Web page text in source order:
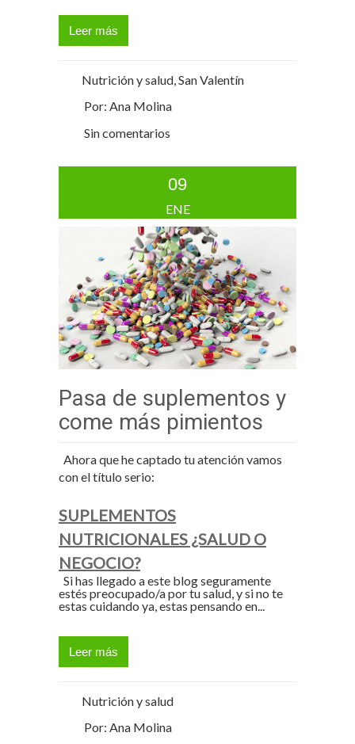
Leer más
Nutrición y salud,San Valentín
Por: Ana Molina
Sin comentarios
09
ENE
Pasa de suplementos y
come más pimientos
Ahora que he captado tu atención vamos
con el título serio:
SUPLEMENTOS
NUTRICIONALES ¿SALUD O
NEGOCIO?
Si has llegado a este blog seguramente
estés preocupado/a por tu salud, y si no te
estas cuidando ya, estas pensando en...
Leer más
Nutrición y salud
Por: Ana Molina